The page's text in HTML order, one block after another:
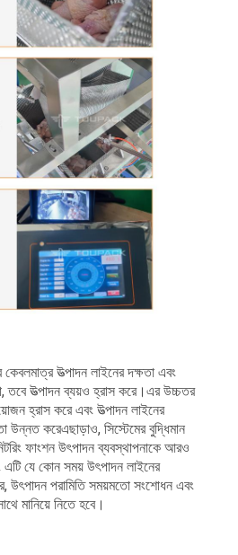
উত্পাদন লাইনের দক্ষতা এবং
তবে উত্পাদন ব্যয়ও হ্রাস করে।এর উচ্চতর
হ্রাস করে এবং উত্পাদন লাইনের
উন্নত করেএছাড়াও, সিস্টেমের বুদ্ধিমান
ফাংশন উৎপাদন ব্যবস্থাপনাকে আরও
যে কোন সময় উৎপাদন লাইনের
উৎপাদন পরামিতি সময়মতো সংশোধন এবং
মানিয়ে নিতে হবে।